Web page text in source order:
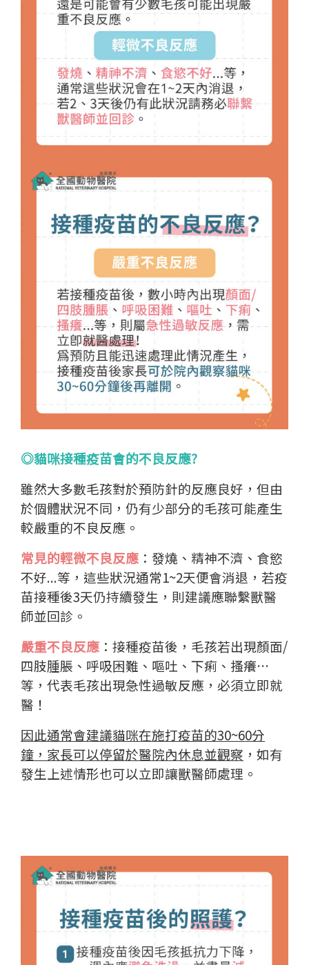
◎貓咪接種疫苗會的不良反應?
雖然大多數毛孩對於預防針的反應良好，但由
於個體狀況不同，仍有少部分的毛孩可能產生
較嚴重的不良反應。
常見的輕微不良反應 ：發燒、精神不濟、食慾
不好...等，這些狀況通常1~2天便會消退，若疫
苗接種後3天仍持續發生，則建議應聯繫獸醫
師並回診。
嚴重不良反應 ：接種疫苗後，毛孩若出現顏面/
四肢腫脹、呼吸困難、嘔吐、下痢、搔癢…
等，代表毛孩出現急性過敏反應，必須立即就
醫！
因此通常會建議貓咪在施打疫苗的30~60分
鐘，家長可以停留於醫院內休息並觀察 ，如有
發生上述情形也可以立即讓獸醫師處理。